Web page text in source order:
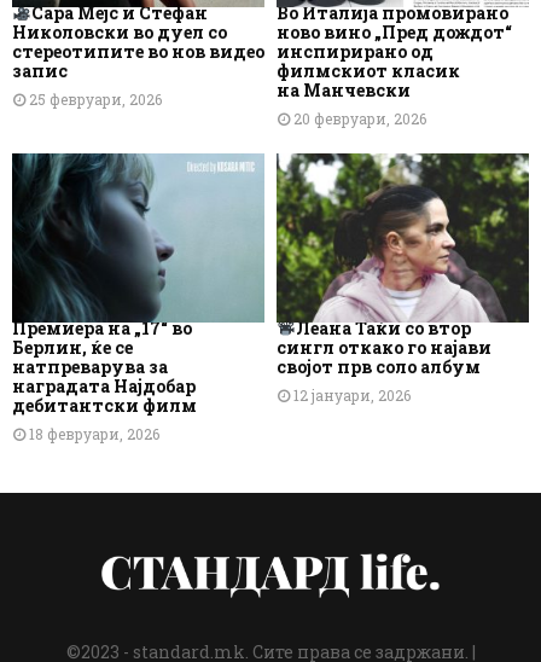
Сара Мејс и Стефан
Николовски во дуел со
стереотипите во нов видео
запис
25 февруари, 2026
Во Италија промовирано
ново вино „Пред дождот“
инспирирано од
филмскиот класик
на Манчевски
20 февруари, 2026
Премиера на „17“ во
Берлин, ќе се
натпреварува за
наградата Најдобар
дебитантски филм
18 февруари, 2026
Леана Таќи со втор
сингл откако го најави
својот прв соло албум
12 јануари, 2026
©2023 - standard.mk. Сите права се задржани. |